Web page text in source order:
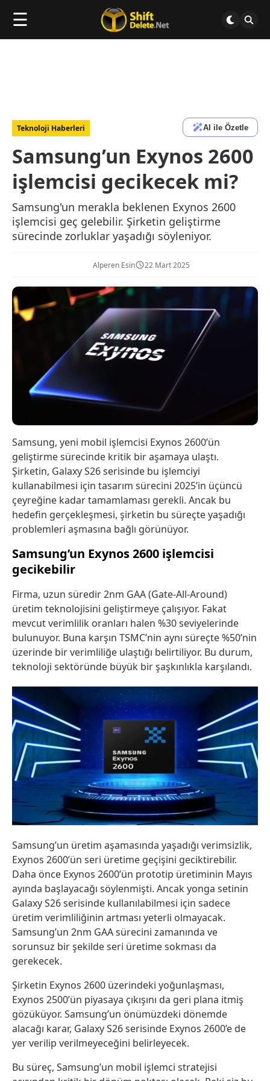
☰
Teknoloji Haberleri AI ile Özetle
Samsung’un Exynos 2600
işlemcisi gecikecek mi?
Samsung'un merakla beklenen Exynos 2600
işlemcisi geç gelebilir. Şirketin geliştirme
sürecinde zorluklar yaşadığı söyleniyor.
Alperen Esin 22 Mart 2025
Samsung, yeni mobil işlemcisi Exynos 2600’ün
geliştirme sürecinde kritik bir aşamaya ulaştı.
Şirketin, Galaxy S26 serisinde bu işlemciyi
kullanabilmesi için tasarım sürecini 2025’in üçüncü
çeyreğine kadar tamamlaması gerekli. Ancak bu
hedefin gerçekleşmesi, şirketin bu süreçte yaşadığı
problemleri aşmasına bağlı görünüyor.
Samsung’un Exynos 2600 işlemcisi
gecikebilir
Firma, uzun süredir 2nm GAA (Gate-All-Around)
üretim teknolojisini geliştirmeye çalışıyor. Fakat
mevcut verimlilik oranları halen %30 seviyelerinde
bulunuyor. Buna karşın TSMC’nin aynı süreçte %50’nin
üzerinde bir verimliliğe ulaştığı belirtiliyor. Bu durum,
teknoloji sektöründe büyük bir şaşkınlıkla karşılandı.
Samsung’un üretim aşamasında yaşadığı verimsizlik,
Exynos 2600’ün seri üretime geçişini geciktirebilir.
Daha önce Exynos 2600’ün prototip üretiminin Mayıs
ayında başlayacağı söylenmişti. Ancak yonga setinin
Galaxy S26 serisinde kullanılabilmesi için sadece
üretim verimliliğinin artması yeterli olmayacak.
Samsung’un 2nm GAA sürecini zamanında ve
sorunsuz bir şekilde seri üretime sokması da
gerekecek.
Şirketin Exynos 2600 üzerindeki yoğunlaşması,
Exynos 2500’ün piyasaya çıkışını da geri plana itmiş
gözüküyor. Samsung’un önümüzdeki dönemde
alacağı karar, Galaxy S26 serisinde Exynos 2600’e de
yer verilip verilmeyeceğini belirleyecek.
Bu süreç, Samsung’un mobil işlemci stratejisi